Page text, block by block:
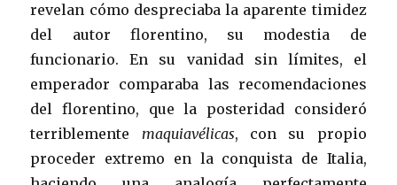
revelan cómo despreciaba la aparente timidez
del autor florentino, su modestia de
funcionario. En su vanidad sin límites, el
emperador comparaba las recomendaciones
del florentino, que la posteridad consideró
terriblemente maquiavélicas, con su propio
proceder extremo en la conquista de Italia,